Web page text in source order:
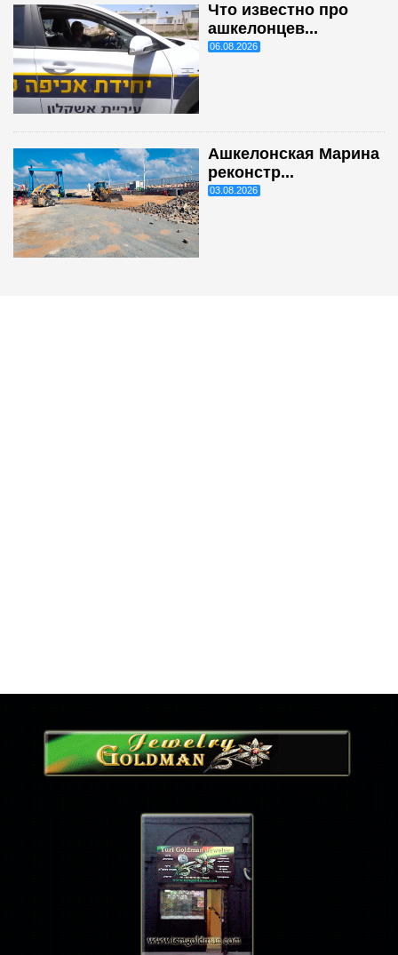
Что известно про
ашкелонцев...
06.08.2026
Ашкелонская Марина
реконстр...
03.08.2026